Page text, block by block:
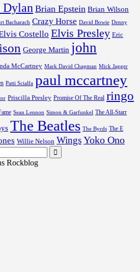
Dylan Brian Epstein Brian Wilson
Bacharach Crazy Horse David Bowie Denny
Costello Elvis Presley Eric
George Martin john
McCartney Mark David Chapman Mick Jagger
Patti Scialfa paul mccartney
Priscilla Presley Promise Of The Real ringo
Sean Lennon Simon & Garfunkel The All-Starr
The Beatles The Byrds The E
Willie Nelson WingsYoko Ono
Rockblog